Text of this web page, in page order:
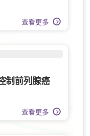
查看更多
制前列腺癌
查看更多